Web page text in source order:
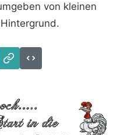
von kleinen
Download
Link
Code